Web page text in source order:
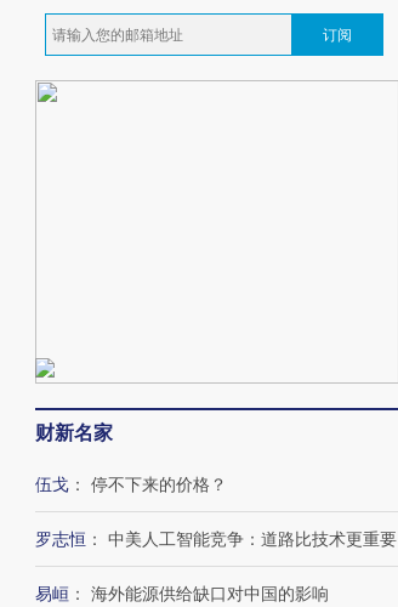
订阅
财新名家
伍戈 ： 停不下来的价格？
罗志恒 ： 中美人工智能竞争：道路比技术更重要
易峘 ： 海外能源供给缺口对中国的影响